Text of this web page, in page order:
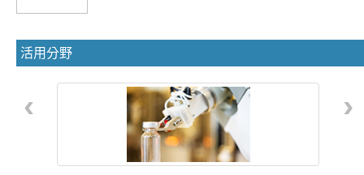
活用分野
‹ ›